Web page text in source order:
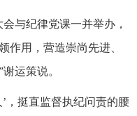
与纪律党课一并举办，
作用，营造崇尚先进、
运策说。
’，挺直监督执纪问责的腰